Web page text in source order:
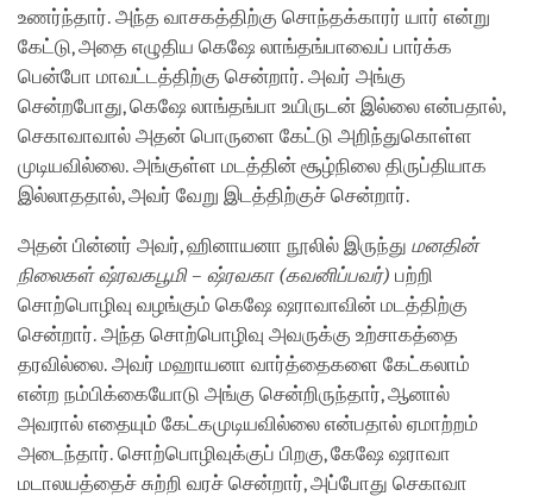
உணர்ந்தார். அந்த வாசகத்திற்கு சொந்தக்காரர் யார் என்று
கேட்டு, அதை எழுதிய கெஷே லாங்தங்பாவைப் பார்க்க
பென்போ மாவட்டத்திற்கு சென்றார். அவர் அங்கு
சென்றபோது, கெஷே லாங்தங்பா உயிருடன் இல்லை என்பதால்,
செகாவாவால் அதன் பொருளை கேட்டு அறிந்துகொள்ள
முடியவில்லை. அங்குள்ள மடத்தின் சூழ்நிலை திருப்தியாக
இல்லாததால், அவர் வேறு இடத்திற்குச் சென்றார்.
அதன் பின்னர் அவர், ஹினாயனா நூலில் இருந்து மனதின்
நிலைகள் ஷ்ரவகபூமி – ஷ்ரவகா (கவனிப்பவர்) பற்றி
சொற்பொழிவு வழங்கும் கெஷே ஷராவாவின் மடத்திற்கு
சென்றார். அந்த சொற்பொழிவு அவருக்கு உற்சாகத்தை
தரவில்லை. அவர் மஹாயனா வார்த்தைகளை கேட்கலாம்
என்ற நம்பிக்கையோடு அங்கு சென்றிருந்தார், ஆனால்
அவரால் எதையும் கேட்கமுடியவில்லை என்பதால் ஏமாற்றம்
அடைந்தார். சொற்பொழிவுக்குப் பிறகு, கேஷே ஷராவா
மடாலயத்தைச் சுற்றி வரச் சென்றார், அப்போது செகாவா